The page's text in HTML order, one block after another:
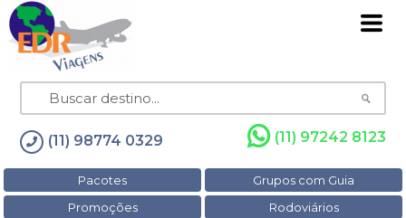
(11) 98774 0329 (11) 97242 8123
Pacotes
Grupos com Guia
Promoções
Rodoviários